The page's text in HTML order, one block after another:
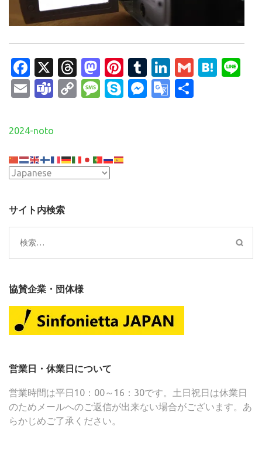
Facebook
X Threads
Mastodon
Pinterest
Tumblr
LinkedIn
Gmail
EmailTeams
CopyMessage
SkypeMessenger
Google
投
ナ
ビ
シ
ョ
ン
2024-noto
サイト内検索
検
索:
協賛企業・団体様
営業日・休業日について
営業時間は平日10：00～16：30です。土日祝日は休業日
のためメールへのご返信が出来ない場合がございます。あ
らかじめご了承ください。